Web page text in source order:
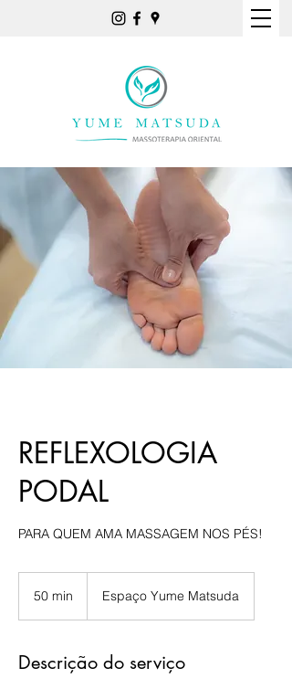
REFLEXOLOGIA
PODAL
PARA QUEM AMA MASSAGEM NOS PÉS!
50 min
n
Espaço Yume Matsuda
Descrição do serviço